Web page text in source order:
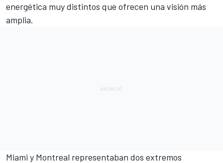
energética muy distintos que ofrecen una visión más
amplia.
Miami y Montreal representaban dos extremos